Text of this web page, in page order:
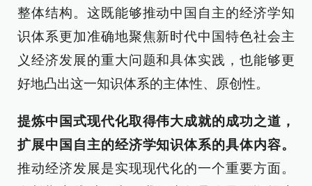
整体结构。这既能够推动中国自主的经济学知
识体系更加准确地聚焦新时代中国特色社会主
义经济发展的重大问题和具体实践，也能够更
好地凸出这一知识体系的主体性、原创性。
提炼中国式现代化取得伟大成就的成功之道，
扩展中国自主的经济学知识体系的具体内容。
推动经济发展是实现现代化的一个重要方面。